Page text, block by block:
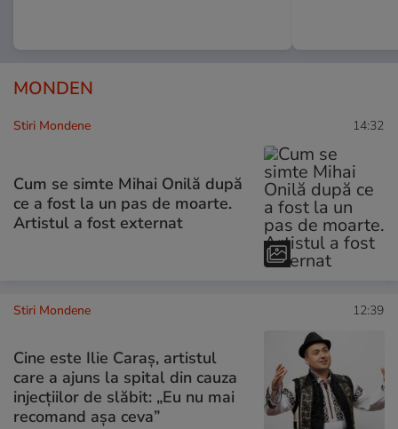
MONDEN
Stiri Mondene 14:32
Cum se simte Mihai Onilă după
ce a fost la un pas de moarte.
Artistul a fost externat
Stiri Mondene 12:39
Cine este Ilie Caraș, artistul
care a ajuns la spital din cauza
injecțiilor de slăbit: „Eu nu mai
recomand așa ceva”